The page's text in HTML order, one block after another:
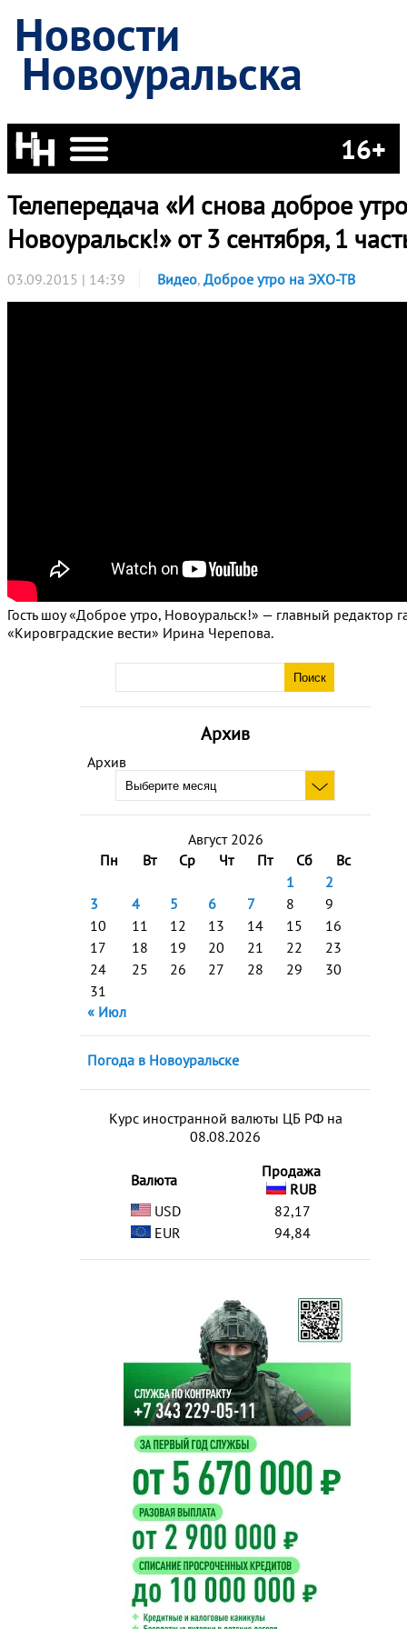
Новости
Новоуральска
16+
Архив
Архив
Август 2026
Пн
Вт Ср Чт Пт Сб
Вс
1
2
3
4 5 6 7 8
9
10
11 12 13 14 15
16
17
18 19 20 21 22
23
24
25 26 27 28 29
30
31
« Июл
Погода в Новоуральске
Курс иностранной валюты ЦБ РФ на
08.08.2026
Валюта
Продажа
RUB
USD
82,17
EUR
94,84
Телепередача «И снова доброе
Новоуральск!» от 3 сентября, 1
03.09.2015 | 14:39 Видео, Доброе утро на ЭХО-ТВ
Гость шоу «Доброе утро, Новоуральск!» — главный редактор
«Кировградские вести» Ирина Черепова.